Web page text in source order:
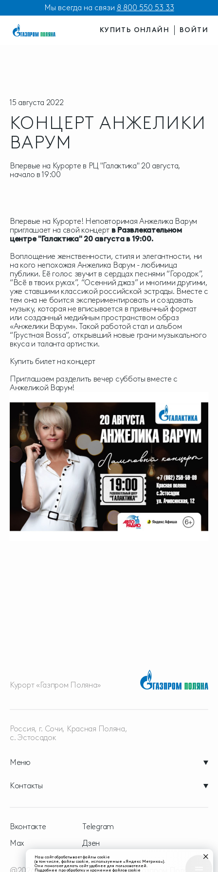
Мы всегда на связи 8 800 550 53 33
КУПИТЬ ОНЛАЙН ВОЙТИ
15 августа 2022
КОНЦЕРТ АНЖЕЛИКИ
ВАРУМ
Впервые на Курорте в РЦ "Галактика" 20 августа,
начало в 19:00
Впервые на Курорте! Неповторимая Анжелика Варум
приглашает на свой концерт в Развлекательном
центре "Галактика" 20 августа в 19:00.
Воплощение женственности, стиля и элегантности, ни
на кого непохожая Анжелика Варум - любимица
публики. Её голос звучит в сердцах песнями “Городок”,
“Всё в твоих руках”, “Осенний джаз” и многими другими,
уже ставшими классикой российской эстрады. Вместе с
тем она не боится экспериментировать и создавать
музыку, которая не вписывается в привычный формат
или созданный медийным пространством образ
«Анжелики Варум». Такой работой стал и альбом
“Грустная Bossa”, открывший новые грани музыкального
вкуса и таланта артистки.
Купить билет на концерт
Приглашаем разделить вечер субботы вместе с
Анжеликой Варум!
Курорт «Газпром Поляна»
Меню
Россия, г. Сочи, Красная Поляна,
с. Эстосадок
Контакты
Вконтакте
Telegram
Max
Дзен
Наш сайт обрабатывает файлы cookie
(в том числе, файлы cookie, используемые «Яндекс Метрика»).
Они помогают делать сайт удобнее для пользователей.
Подробнее про обработку и хранение файлов cookie